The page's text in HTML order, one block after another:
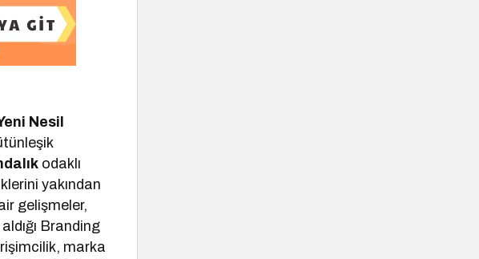
Nesil
odaklı
yakından
gelişmeler,
Branding
marka